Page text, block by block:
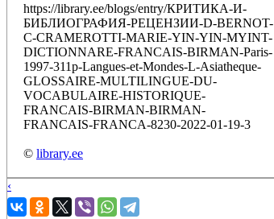
https://library.ee/blogs/entry/КРИТИКА-И-
БИБЛИОГРАФИЯ-РЕЦЕНЗИИ-D-BERNOT-
С-CRAMEROTTI-MARIE-YIN-YIN-MYINT-
DICTIONNARE-FRANCAIS-BIRMAN-Paris-
1997-311р-Langues-et-Mondes-L-Asiatheque-
GLOSSAIRE-MULTILINGUE-DU-
VOCABULAIRE-HISTORIQUE-
FRANCAIS-BIRMAN-BIRMAN-
FRANCAIS-FRANCA-8230-2022-01-19-3
© library.ee
‹
›